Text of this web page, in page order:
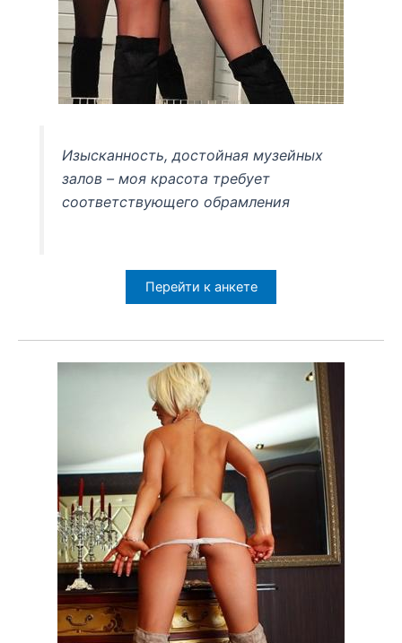
Изысканность, достойная музейных
залов – моя красота требует
соответствующего обрамления
Перейти к анкете